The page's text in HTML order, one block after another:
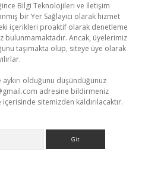
Bilgi Teknolojileri ve İletişim
bir Yer Sağlayıcı olarak hizmet
içerikleri proaktif olarak denetleme
bulunmamaktadır. Ancak, üyelerimiz
taşımakta olup, siteye üye olarak
olduğunu düşündüğünüz
adresine bildirmeniz
sitemizden kaldırılacaktır.